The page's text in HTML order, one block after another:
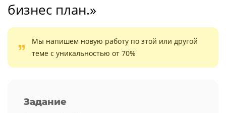
бизнес план.»
Мы напишем новую работу по этой или другой
теме с уникальностью от 70%
Задание